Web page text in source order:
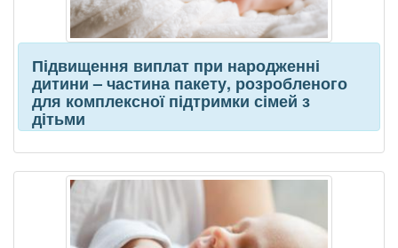
Підвищення виплат при народженні
дитини – частина пакету, розробленого
для комплексної підтримки сімей з
дітьми